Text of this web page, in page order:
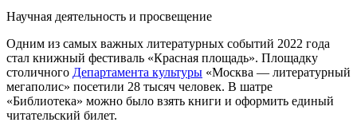
Научная деятельность и просвещение
Одним из самых важных литературных событий 2022 года
стал книжный фестиваль «Красная площадь». Площадку
столичного Департамента культуры «Москва — литературный
мегаполис» посетили 28 тысяч человек. В шатре
«Библиотека» можно было взять книги и оформить единый
читательский билет.